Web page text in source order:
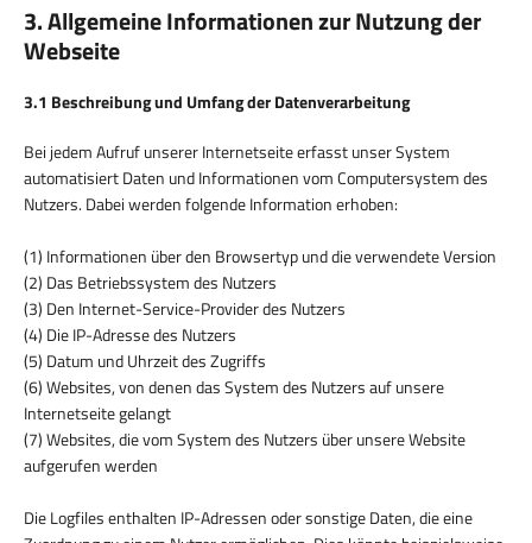
3. Allgemeine Informationen zur Nutzung der
Webseite
3.1 Beschreibung und Umfang der Datenverarbeitung
Bei jedem Aufruf unserer Internetseite erfasst unser System
automatisiert Daten und Informationen vom Computersystem des
Nutzers. Dabei werden folgende Information erhoben:
(1) Informationen über den Browsertyp und die verwendete Version
(2) Das Betriebssystem des Nutzers
(3) Den Internet-Service-Provider des Nutzers
(4) Die IP-Adresse des Nutzers
(5) Datum und Uhrzeit des Zugriffs
(6) Websites, von denen das System des Nutzers auf unsere
Internetseite gelangt
(7) Websites, die vom System des Nutzers über unsere Website
aufgerufen werden
Die Logfiles enthalten IP-Adressen oder sonstige Daten, die eine